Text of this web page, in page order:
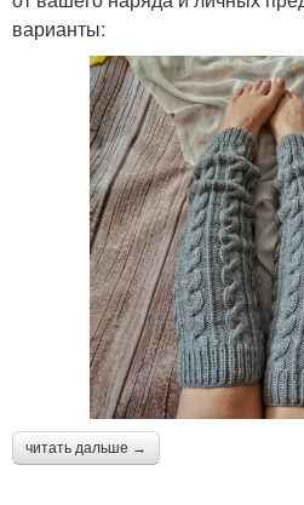
варианты:
читать дальше →